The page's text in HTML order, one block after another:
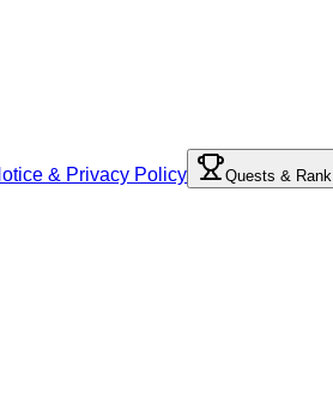
& Privacy Policy Quests & Rank